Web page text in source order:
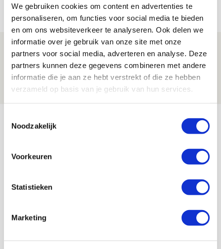
We gebruiken cookies om content en advertenties te
personaliseren, om functies voor social media te bieden
en om ons websiteverkeer te analyseren. Ook delen we
informatie over je gebruik van onze site met onze
partners voor social media, adverteren en analyse. Deze
partners kunnen deze gegevens combineren met andere
informatie die je aan ze hebt verstrekt of die ze hebben
verzameld op basis van je gebruik van hun services.
Noodzakelijk
Voorkeuren
Statistieken
Marketing
07 AUGUSTUS 2026 - 09:00
FOTOVERSLAG
Míchel niet blij met resultaat en spel
na rust: ‘De focus nam af’
07 AUGUSTUS 2026 - 08:30
NIEUWS
Selectiedag ballenjongens/-meiden
SEP